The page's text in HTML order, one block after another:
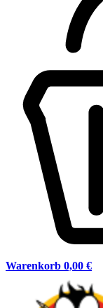
Warenkorb 0,00 €